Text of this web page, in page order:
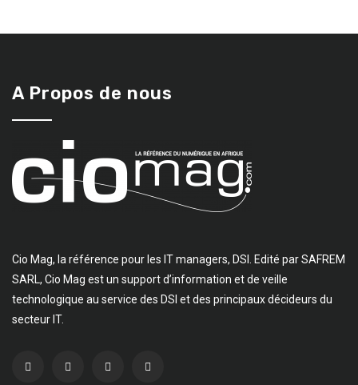
A Propos de nous
Cio Mag, la référence pour les IT managers, DSI. Edité par SAFREM
SARL, Cio Mag est un support d’information et de veille
technologique au service des DSI et des principaux décideurs du
secteur IT.